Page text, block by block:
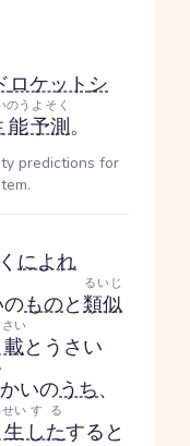
ロケットシ
能
のう
予測
よそく
。
predictions for
によれ
のものと類似
るいじ
さい
とうさい
かいのうち、
い
した
する
する と